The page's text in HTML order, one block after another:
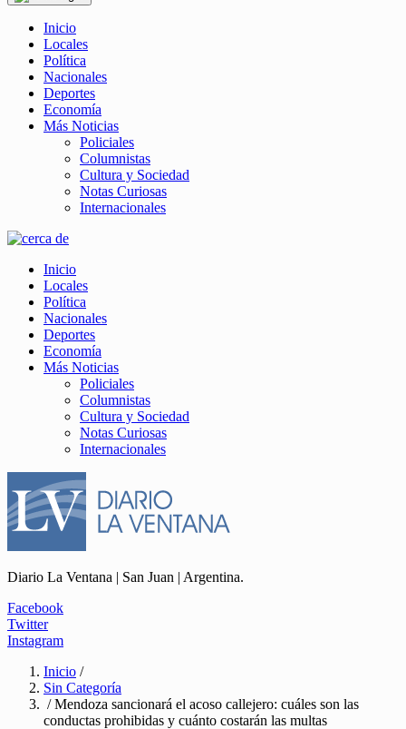
Inicio
Locales
Política
Nacionales
Deportes
Economía
Más Noticias
Policiales
Columnistas
Cultura y Sociedad
Notas Curiosas
Internacionales
Inicio
Locales
Política
Nacionales
Deportes
Economía
Más Noticias
Policiales
Columnistas
Cultura y Sociedad
Notas Curiosas
Internacionales
Diario La Ventana | San Juan | Argentina.
Facebook
Twitter
Instagram
Inicio /
Sin Categoría
/ Mendoza sancionará el acoso callejero: cuáles son las
conductas prohibidas y cuánto costarán las multas